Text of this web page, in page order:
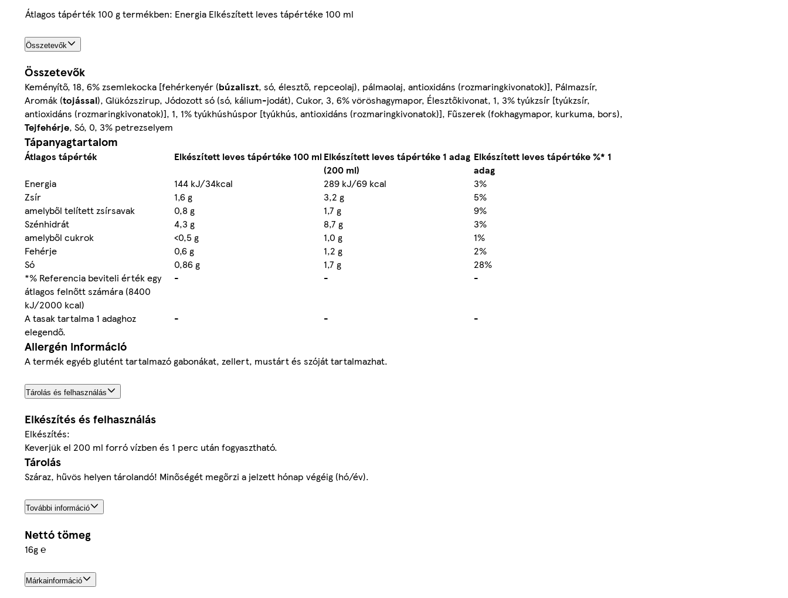
Átlagos tápérték 100 g termékben: Energia Elkészített leves tápértéke 100 ml
Összetevők
Összetevők
Keményítő, 18, 6% zsemlekocka [fehérkenyér (búzaliszt, só, élesztő, repceolaj), pálmaolaj, antioxidáns (rozmaringkivonatok)], Pálmazsír,
Aromák (tojással), Glükózszirup, Jódozott só (só, kálium-jodát), Cukor, 3, 6% vöröshagymapor, Élesztőkivonat, 1, 3% tyúkzsír [tyúkzsír,
antioxidáns (rozmaringkivonatok)], 1, 1% tyúkhúshúspor [tyúkhús, antioxidáns (rozmaringkivonatok)], Fűszerek (fokhagymapor, kurkuma, bors),
Tejfehérje, Só, 0, 3% petrezselyem
Tápanyagtartalom
Átlagos tápérték Elkészített leves tápértéke 100 mlElkészített leves tápértéke 1 adag
(200 ml)
Elkészített leves tápértéke %* 1
adag
Energia
144 kJ/34kcal 289 kJ/69 kcal
3%
Zsír
1,6 g 3,2 g
5%
amelyből telített zsírsavak
0,8 g 1,7 g
9%
Szénhidrát
4,3 g 8,7 g
3%
amelyből cukrok
<0,5 g 1,0 g
1%
Fehérje
0,6 g 1,2 g
2%
Só
0,86 g 1,7 g
28%
*% Referencia beviteli érték egy
átlagos felnőtt számára (8400
kJ/2000 kcal)
- - -
A tasak tartalma 1 adaghoz
elegendő.
- - -
Allergén információ
A termék egyéb glutént tartalmazó gabonákat, zellert, mustárt és szóját tartalmazhat.
Tárolás és felhasználás
Elkészítés és felhasználás
Elkészítés:
Keverjük el 200 ml forró vízben és 1 perc után fogyasztható.
Tárolás
Száraz, hűvös helyen tárolandó! Minőségét megőrzi a jelzett hónap végéig (hó/év).
További információ
Nettó tömeg
16g ℮
Márkainformáció